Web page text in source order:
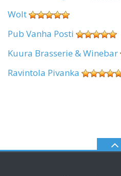
Wolt
Pub Vanha Posti
Kuura Brasserie & Winebar
Ravintola Pivanka